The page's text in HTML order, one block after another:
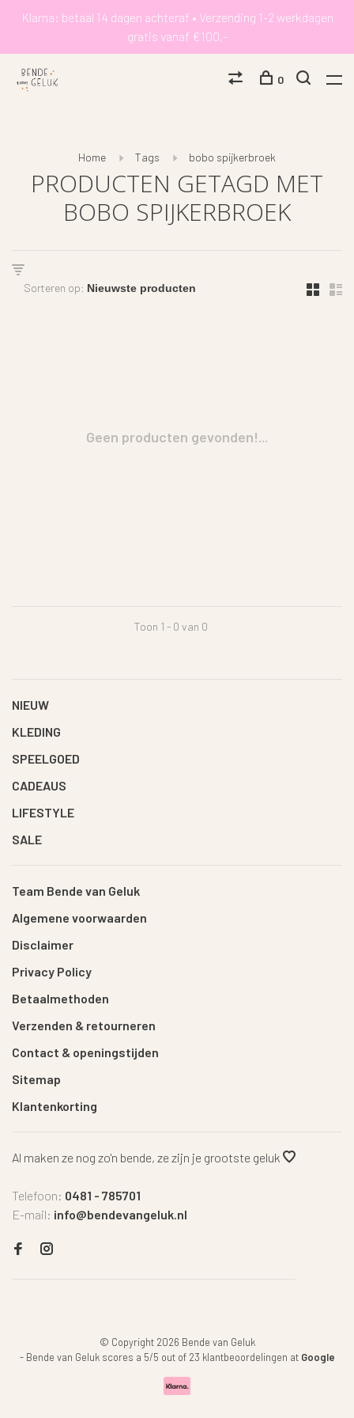
Klarna: betaal 14 dagen achteraf • Verzending 1-2 werkdagen
gratis vanaf €100,-
0
Home Tags bobo spijkerbroek
PRODUCTEN GETAGD MET
BOBO SPIJKERBROEK
Sorteren op:
Geen producten gevonden!...
Toon 1 - 0 van 0
NIEUW
KLEDING
SPEELGOED
CADEAUS
LIFESTYLE
SALE
Team Bende van Geluk
Algemene voorwaarden
Disclaimer
Privacy Policy
Betaalmethoden
Verzenden & retourneren
Contact & openingstijden
Sitemap
Klantenkorting
Al maken ze nog zo'n bende, ze zijn je grootste geluk
Telefoon: 0481 - 785701
E-mail: info@bendevangeluk.nl
© Copyright 2026 Bende van Geluk
- Bende van Geluk scores a 5/5 out of 23 klantbeoordelingen at Google